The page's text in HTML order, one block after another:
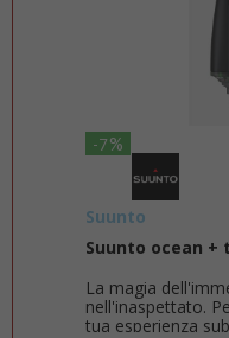
-7%
Suunto
Suunto ocean +
La magia
nell'inaspettato.
tua esperienza